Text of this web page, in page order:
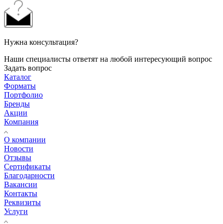
Нужна консультация?
Наши специалисты ответят на любой интересующий вопрос
Задать вопрос
Каталог
Форматы
Портфолио
Бренды
Акции
Компания
О компании
Новости
Отзывы
Сертификаты
Благодарности
Вакансии
Контакты
Реквизиты
Услуги